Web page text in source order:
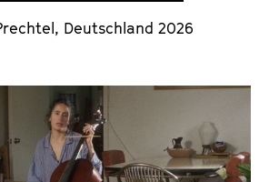
, Deutschland 2026